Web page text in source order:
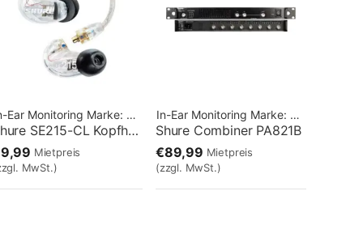
Ear Monitoring Marke: Shure
Shure SE215-CL Kopfhörer
Mietpreis
MwSt.)
In-Ear Monitoring Marke: Shure
Shure Combiner PA821B
€89,99 Mietpreis
(zzgl. MwSt.)